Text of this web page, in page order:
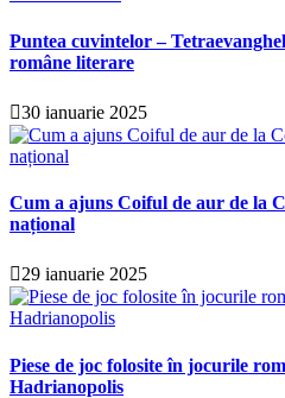
Puntea cuvintelor –
române literare
30 ianuarie 2025
Cum a ajuns Coiful de aur de la
național
29 ianuarie 2025
Piese de joc folosite în jocurile
Hadrianopolis